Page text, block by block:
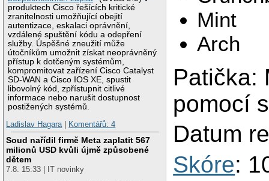
produktech Cisco řešících kritické
zranitelnosti umožňující obejití
autentizace, eskalaci oprávnění,
vzdálené spuštění kódu a odepření
služby. Úspěšné zneužití může
útočníkům umožnit získat neoprávněný
přístup k dotčeným systémům,
kompromitovat zařízení Cisco Catalyst
SD-WAN a Cisco IOS XE, spustit
libovolný kód, zpřístupnit citlivé
informace nebo narušit dostupnost
postižených systémů.
Ladislav Hagara| Komentářů: 4
Soud nařídil firmě Meta zaplatit 567
milionů USD kvůli újmě způsobené
dětem
7.8. 15:33 | IT novinky
Mint
Arch
Patička:
pomocí
Datum
Skóre: